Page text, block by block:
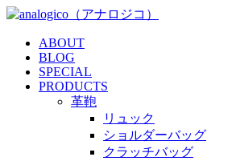
ABOUT
BLOG
SPECIAL
PRODUCTS
革鞄
リュック
ショルダーバッグ
クラッチバッグ